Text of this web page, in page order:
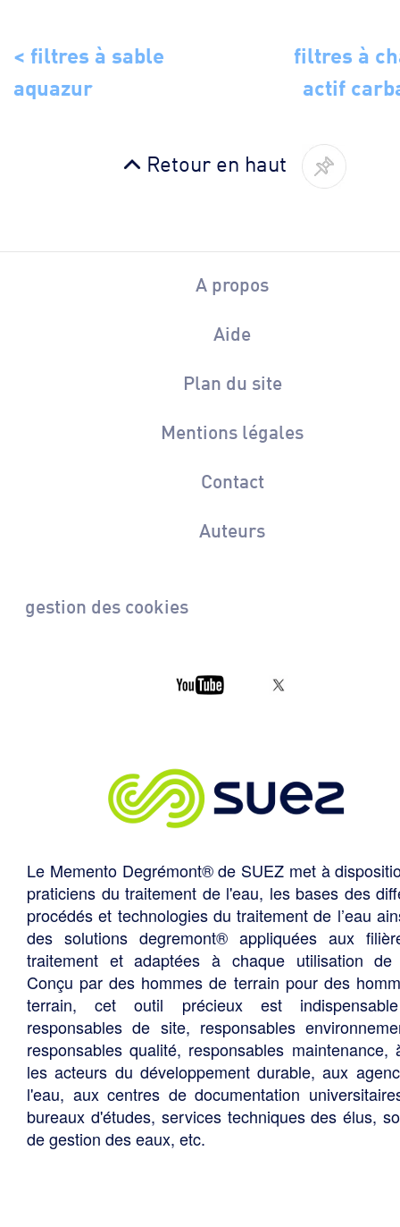
< filtres à sable
aquazur
filtres à
actif
Retour en haut
A propos
Aide
Plan du site
Mentions légales
Contact
Auteurs
gestion des cookies
Le Memento Degrémont® de SUEZ met à
praticiens du traitement de l'eau, les bases des
procédés et technologies du traitement de l’eau
des solutions degremont® appliquées aux
traitement et adaptées à chaque utilisation de
Conçu par des hommes de terrain pour des
terrain, cet outil précieux est
responsables de site, responsables
responsables qualité, responsables maintenance,
les acteurs du développement durable, aux
l'eau, aux centres de documentation
bureaux d'études, services techniques des élus,
de gestion des eaux, etc.